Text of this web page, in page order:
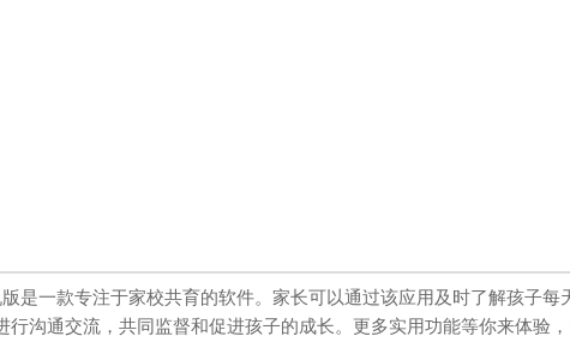
是一款专注于家校共育的软件。家长可以通过该应用及时了解孩子
行沟通交流，共同监督和促进孩子的成长。更多实用功能等你来体验